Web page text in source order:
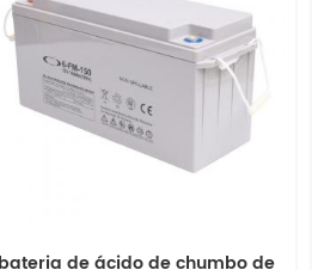
bateria de ácido de chumbo de